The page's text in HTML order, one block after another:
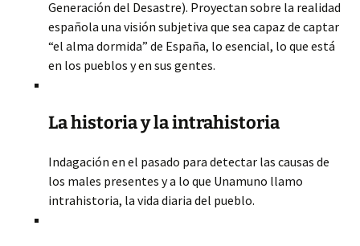
Generación del Desastre). Proyectan sobre la realidad
española una visión subjetiva que sea capaz de captar
“el alma dormida” de España, lo esencial, lo que está
en los pueblos y en sus gentes.
La historia y la intrahistoria
Indagación en el pasado para detectar las causas de
los males presentes y a lo que Unamuno llamo
intrahistoria, la vida diaria del pueblo.